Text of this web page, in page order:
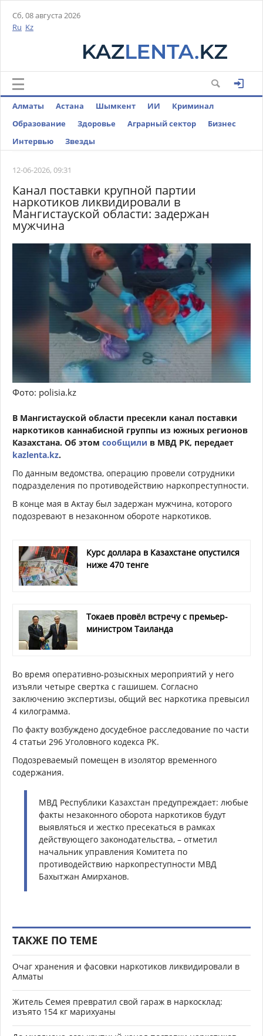
Сб, 08 августа 2026
Ru Kz
Алматы Астана Шымкент ИИ
Криминал
Образование
Здоровье Аграрный сектор
Бизнес
Интервью
Звезды
12-06-2026, 09:31
Канал поставки крупной партии
наркотиков ликвидировали в
Мангистауской области: задержан
мужчина
Фото: polisia.kz
В Мангистауской области пресекли канал поставки
наркотиков каннабисной группы из южных регионов
Казахстана. Об этом сообщили в МВД РК, передает
kazlenta.kz.
По данным ведомства, операцию провели сотрудники
подразделения по противодействию наркопреступности.
В конце мая в Актау был задержан мужчина, которого
подозревают в незаконном обороте наркотиков.
Курс доллара в Казахстане опустился
ниже 470 тенге
Токаев провёл встречу с премьер-
министром Таиланда
Во время оперативно-розыскных мероприятий у него
изъяли четыре свертка с гашишем. Согласно
заключению экспертизы, общий вес наркотика превысил
4 килограмма.
По факту возбуждено досудебное расследование по части
4 статьи 296 Уголовного кодекса РК.
Подозреваемый помещен в изолятор временного
содержания.
МВД Республики Казахстан предупреждает: любые
факты незаконного оборота наркотиков будут
выявляться и жестко пресекаться в рамках
действующего законодательства, – отметил
начальник управления Комитета по
противодействию наркопреступности МВД
Бахытжан Амирханов.
ТАКЖЕ ПО ТЕМЕ
Очаг хранения и фасовки наркотиков ликвидировали в
Алматы
Житель Семея превратил свой гараж в наркосклад:
изъято 154 кг марихуаны